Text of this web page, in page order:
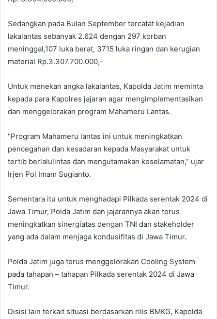
Sedangkan pada Bulan September tercatat kejadian
lakalantas sebanyak 2.624 dengan 297 korban
meninggal,107 luka berat, 3715 luka ringan dan kerugian
material Rp.3.307.700.000,-
Untuk menekan angka lakalantas, Kapolda Jatim meminta
kepada para Kapolres jajaran agar mengimplementasikan
dan menggelorakan program Mahameru Lantas.
“Program Mahameru lantas ini untuk meningkatkan
pencegahan dan kesadaran kepada Masyarakat untuk
tertib berlalulintas dan mengutamakan keselamatan,” ujar
Irjen Pol Imam Sugianto.
Sementara itu untuk menghadapi Pilkada serentak 2024 di
Jawa Timur, Polda Jatim dan jajarannya akan terus
meningkatkan sinergiatas dengan TNI dan stakeholder
yang ada dalam menjaga kondusifitas di Jawa Timur.
Polda Jatim juga terus menggelorakan Cooling System
pada tahapan – tahapan Pilkada serentak 2024 di Jawa
Timur.
Disisi lain terkait situasi berdasarkan rilis BMKG, Kapolda